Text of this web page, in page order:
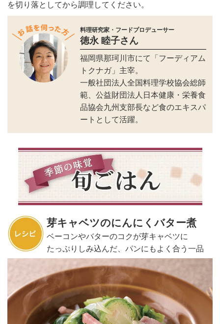
を切り落としてから調理してください。
料理研究家・フードプロデューサー
徳永 睦子さん
福岡県那珂川市にて「フーディアム
トクナガ」主宰。
一般社団法人全国料理学校協会総師
範、公益財団法人日本健康・栄養食
品協会九州支部長など食のエキスパ
ートとして活躍。
芽キャベツのにんにくバター煮
ベーコンやバターのコクが芽キャベツに
たっぷりしみ込んだ、パンにもよく合う一品